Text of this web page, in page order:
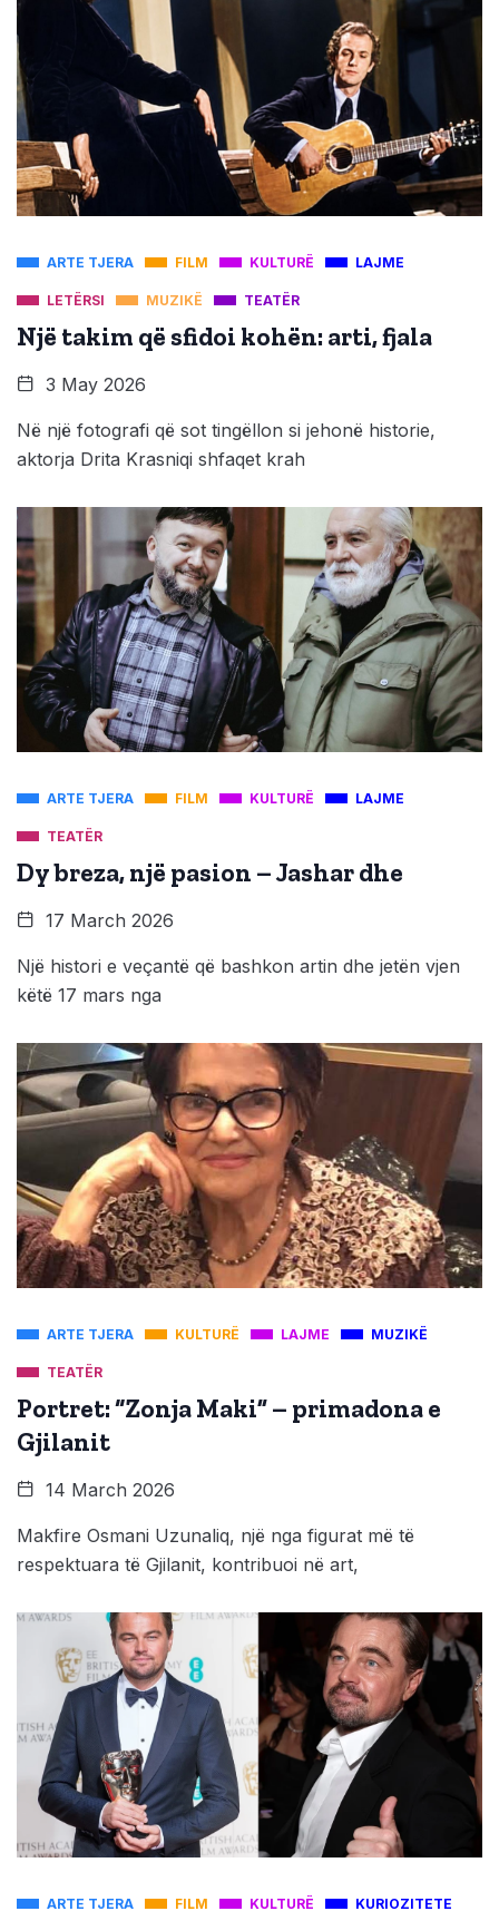
ARTE TJERA FILM KULTURË LAJME
LETËRSI MUZIKË TEATËR
Një takim që sfidoi kohën: arti, fjala
3 May 2026
Në një fotografi që sot tingëllon si jehonë historie,
aktorja Drita Krasniqi shfaqet krah
ARTE TJERA FILM KULTURË LAJME
TEATËR
Dy breza, një pasion – Jashar dhe
17 March 2026
Një histori e veçantë që bashkon artin dhe jetën vjen
këtë 17 mars nga
ARTE TJERA KULTURË LAJME MUZIKË
TEATËR
Portret: “Zonja Maki” – primadona e
Gjilanit
14 March 2026
Makfire Osmani Uzunaliq, një nga figurat më të
respektuara të Gjilanit, kontribuoi në art,
ARTE TJERA FILM KULTURË KURIOZITETE